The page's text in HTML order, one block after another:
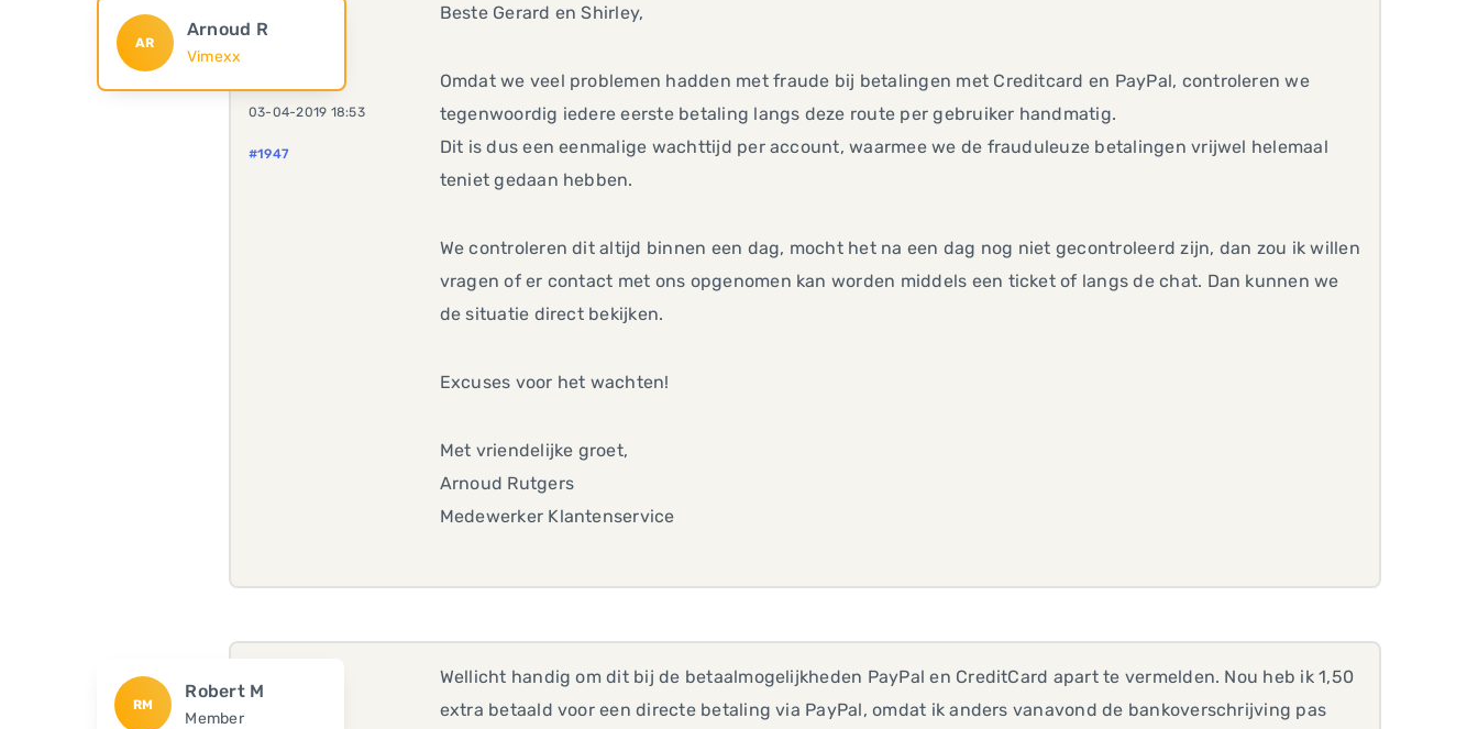
AR
Arnoud R
Vimexx
03-04-2019 18:53
#1947
Beste Gerard en Shirley,
Omdat we veel problemen hadden met fraude bij betalingen met Creditcard en PayPal, controleren we
tegenwoordig iedere eerste betaling langs deze route per gebruiker handmatig.
Dit is dus een eenmalige wachttijd per account, waarmee we de frauduleuze betalingen vrijwel helemaal
teniet gedaan hebben.
We controleren dit altijd binnen een dag, mocht het na een dag nog niet gecontroleerd zijn, dan zou ik willen
vragen of er contact met ons opgenomen kan worden middels een ticket of langs de chat. Dan kunnen we
de situatie direct bekijken.
Excuses voor het wachten!
Met vriendelijke groet,
Arnoud Rutgers
Medewerker Klantenservice
RM
Robert M
Member
Wellicht handig om dit bij de betaalmogelijkheden PayPal en CreditCard apart te vermelden. Nou heb ik 1,50
extra betaald voor een directe betaling via PayPal, omdat ik anders vanavond de bankoverschrijving pas